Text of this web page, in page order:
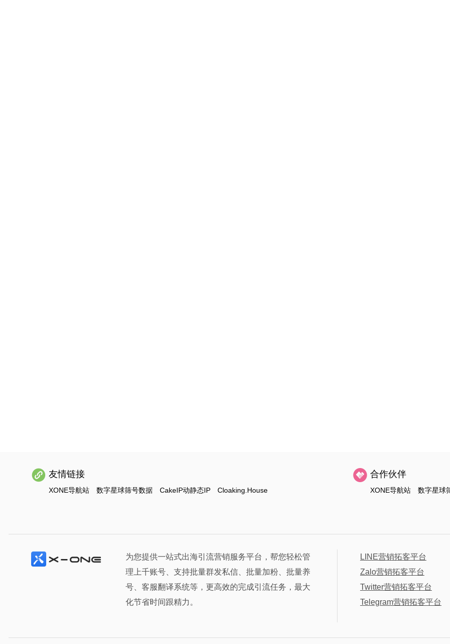
友情链接
XONE导航站 数字星球筛号数据 CakeIP动静态IP Cloaking.House
合作伙伴
XONE导航站 数字星球
为您提供一站式出海引流营销服务平台，帮您轻松管
理上千账号、支持批量群发私信、批量加粉、批量养
号、客服翻译系统等，更高效的完成引流任务，最大
化节省时间跟精力。
LINE营销拓客平台
Zalo营销拓客平台
Twitter营销拓客平台
Telegram营销拓客平台